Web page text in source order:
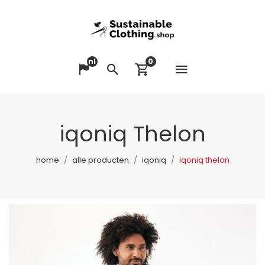
Taal veranderen
nl
ZoekenWinkelwagen
0
iqoniq Thelon
home alle producten iqoniq iqoniq thelon